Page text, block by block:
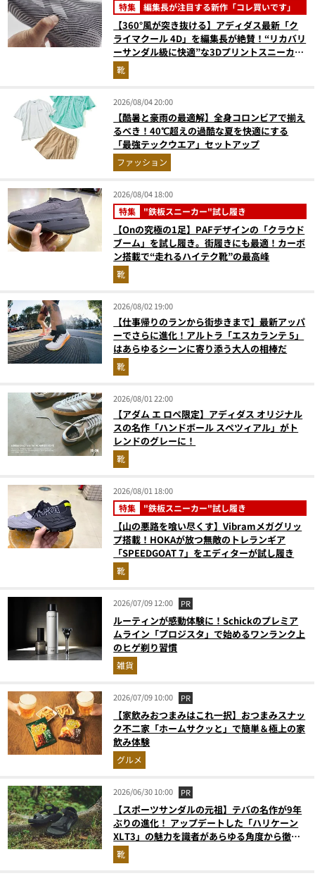
特集 編集長が注目する新作「コレ買いです」
【360°風が突き抜ける】アディダス最新「ク
ライマクール 4D」を編集長が絶賛！“リカバリ
ーサンダル級に快適”な3Dプリントスニーカー
『コレ買いです』Vol.173
靴
2026/08/04 20:00
【酷暑と豪雨の最適解】全身コロンビアで揃え
るべき！40℃超えの過酷な夏を快適にする
「最強テックウエア」セットアップ
ファッション
2026/08/04 18:00
特集 "鉄板スニーカー"試し履き
【Onの究極の1足】PAFデザインの「クラウド
ブーム」を試し履き。街履きにも最適！カーボ
ン搭載で“走れるハイテク靴”の最高峰
靴
2026/08/02 19:00
【仕事帰りのランから街歩きまで】最新アッパ
ーでさらに進化！アルトラ「エスカランテ 5」
はあらゆるシーンに寄り添う大人の相棒だ
靴
2026/08/01 22:00
【アダム エ ロペ限定】アディダス オリジナル
スの名作「ハンドボール スペツィアル」がト
レンドのグレーに！
靴
2026/08/01 18:00
特集 "鉄板スニーカー"試し履き
【山の悪路を喰い尽くす】Vibramメガグリッ
プ搭載！HOKAが放つ無敵のトレランギア
「SPEEDGOAT 7」をエディターが試し履き
靴
2026/07/09 12:00 PR
ルーティンが感動体験に！Schickのプレミア
ムライン「プロジスタ」で始めるワンランク上
のヒゲ剃り習慣
雑貨
2026/07/09 10:00 PR
【家飲みおつまみはこれ一択】おつまみスナッ
ク不二家「ホームサクッと」で簡単＆極上の家
飲み体験
グルメ
2026/06/30 10:00 PR
【スポーツサンダルの元祖】テバの名作が9年
ぶりの進化！ アップデートした「ハリケーン
XLT3」の魅力を識者があらゆる角度から徹底
解説！
靴